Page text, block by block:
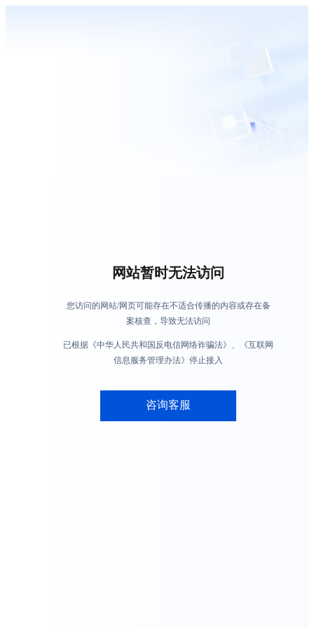
网站暂时无法访问
您访问的网站/网页可能存在不适合传播的内容或存在备
案核查，导致无法访问
已根据《中华人民共和国反电信网络诈骗法》、《互联网
信息服务管理办法》停止接入
咨询客服